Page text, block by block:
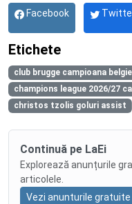
Facebook
Etichete
club brugge campioana
champions league 2026/27
christos tzolis goluri assist
Continuă pe LaEi
Explorează anunțurile
articolele.
Vezi anunturile gratuite